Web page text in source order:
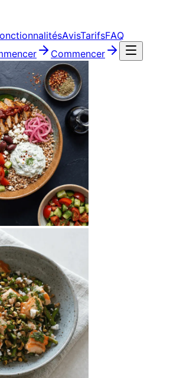
AvisTarifsFAQ
Commencer